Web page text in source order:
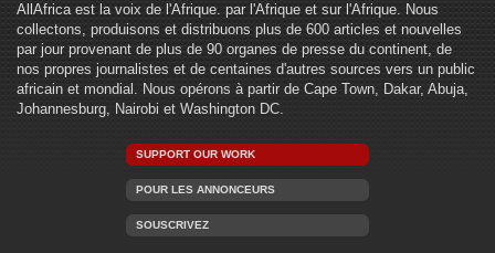
AllAfrica est la voix de l'Afrique. par l'Afrique et sur l'Afrique. Nous
collectons, produisons et distribuons plus de 600 articles et nouvelles
par jour provenant de plus de 90 organes de presse du continent, de
nos propres journalistes et de centaines d'autres sources vers un public
africain et mondial. Nous opérons à partir de Cape Town, Dakar, Abuja,
Johannesburg, Nairobi et Washington DC.
SUPPORT OUR WORK
POUR LES ANNONCEURS
SOUSCRIVEZ